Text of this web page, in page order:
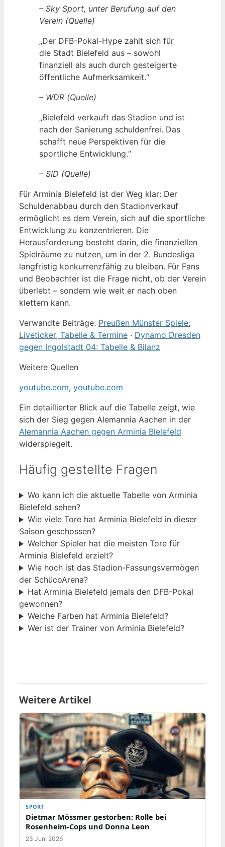
– Sky Sport, unter Berufung auf den
Verein (Quelle)
„Der DFB-Pokal-Hype zahlt sich für
die Stadt Bielefeld aus – sowohl
finanziell als auch durch gesteigerte
öffentliche Aufmerksamkeit.“
– WDR (Quelle)
„Bielefeld verkauft das Stadion und ist
nach der Sanierung schuldenfrei. Das
schafft neue Perspektiven für die
sportliche Entwicklung.“
– SID (Quelle)
Für Arminia Bielefeld ist der Weg klar: Der
Schuldenabbau durch den Stadionverkauf
ermöglicht es dem Verein, sich auf die sportliche
Entwicklung zu konzentrieren. Die
Herausforderung besteht darin, die finanziellen
Spielräume zu nutzen, um in der 2. Bundesliga
langfristig konkurrenzfähig zu bleiben. Für Fans
und Beobachter ist die Frage nicht, ob der Verein
überlebt – sondern wie weit er nach oben
klettern kann.
Verwandte Beiträge: Preußen Münster Spiele:
Liveticker, Tabelle & Termine · Dynamo Dresden
gegen Ingolstadt 04: Tabelle & Bilanz
Weitere Quellen
youtube.com, youtube.com
Ein detaillierter Blick auf die Tabelle zeigt, wie
sich der Sieg gegen Alemannia Aachen in der
Alemannia Aachen gegen Arminia Bielefeld
widerspiegelt.
Häufig gestellte Fragen
Wo kann ich die aktuelle Tabelle von Arminia
Bielefeld sehen?
Wie viele Tore hat Arminia Bielefeld in dieser
Saison geschossen?
Welcher Spieler hat die meisten Tore für
Arminia Bielefeld erzielt?
Wie hoch ist das Stadion-Fassungsvermögen
der SchücoArena?
Hat Arminia Bielefeld jemals den DFB-Pokal
gewonnen?
Welche Farben hat Arminia Bielefeld?
Wer ist der Trainer von Arminia Bielefeld?
Weitere Artikel
SPORT
Dietmar Mössmer gestorben: Rolle bei
Rosenheim-Cops und Donna Leon
23 Juni 2026